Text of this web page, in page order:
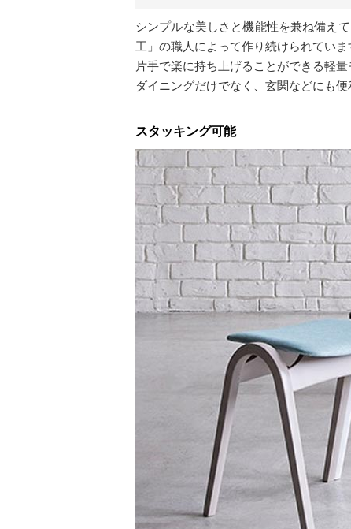
シンプルな美しさと機能性を兼ね備え
工」の職人によって作り続けられていま
片手で楽に持ち上げることができる軽
ダイニングだけでなく、玄関などにも
スタッキング可能